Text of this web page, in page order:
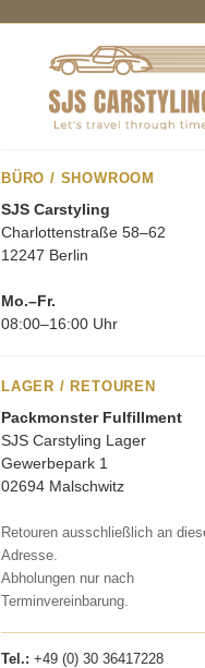
BÜRO / SHOWROOM
SJS Carstyling
Charlottenstraße 58–62
12247 Berlin
Mo.–Fr.
08:00–16:00 Uhr
LAGER / RETOUREN
Packmonster Fulfillment
SJS Carstyling Lager
Gewerbepark 1
02694 Malschwitz
Retouren ausschließlich an
Adresse.
Abholungen nur nach
Terminvereinbarung.
Tel.: +49 (0) 30 36417228